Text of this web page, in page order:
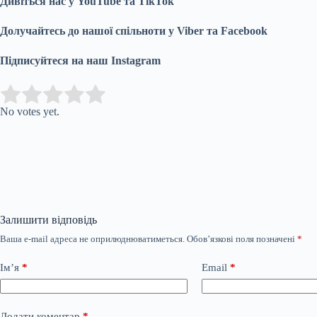
Долучайтесь до нашої спільноти у Viber та Facebook
Підписуйтеся на наш Instagram
Rate this item:
No votes yet.
Залишити відповідь
Ваша e-mail адреса не оприлюднюватиметься. Обов’язкові поля позначені *
Ім’я * Email *